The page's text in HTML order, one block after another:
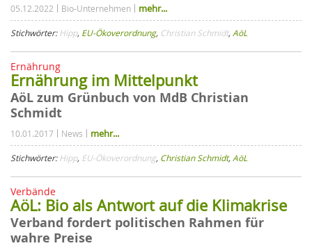
05.12.2022 Bio-Unternehmen mehr...
Stichwörter: Hipp, EU-Ökoverordnung, Christian Schmidt,AöL
Ernährung
Ernährung im Mittelpunkt
AöL zum Grünbuch von MdB Christian
Schmidt
10.01.2017 News mehr...
Stichwörter: Hipp, EU-Ökoverordnung, Christian Schmidt,AöL
Verbände
AöL: Bio als Antwort auf die Klimakrise
Verband fordert politischen Rahmen für
wahre Preise